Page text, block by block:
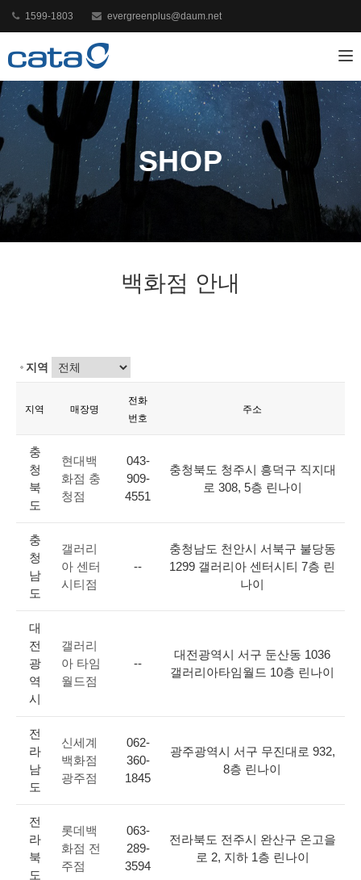
1599-1803 evergreenplus@daum.net
SHOP
백화점 안내
지역
지역 매장명
전화
번호
주소
충
청
북
도
현대백
화점 충
청점
043-
909-
4551
충청북도 청주시 흥덕구 직지대
로 308, 5층 린나이
충
청
남
도
갤러리
아 센터
시티점
--
충청남도 천안시 서북구 불당동
1299 갤러리아 센터시티 7층 린
나이
대
전
광
역
시
갤러리
아 타임
월드점
--
대전광역시 서구 둔산동 1036
갤러리아타임월드 10층 린나이
전
라
남
도
신세계
백화점
광주점
062-
360-
1845
광주광역시 서구 무진대로 932,
8층 린나이
전
라
북
도
롯데백
화점 전
주점
063-
289-
3594
전라북도 전주시 완산구 온고을
로 2, 지하 1층 린나이